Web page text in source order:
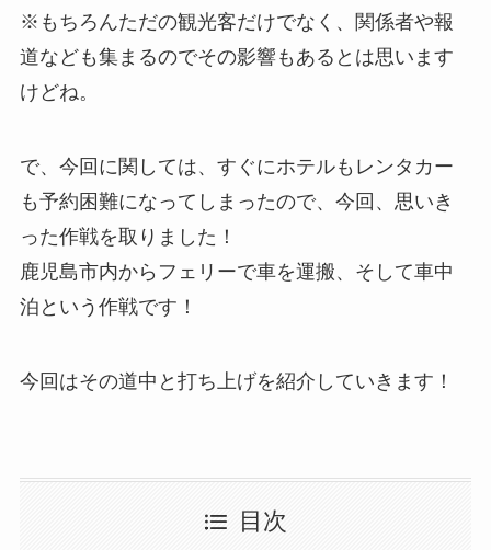
※もちろんただの観光客だけでなく、関係者や報
道なども集まるのでその影響もあるとは思います
けどね。
で、今回に関しては、すぐにホテルもレンタカー
も予約困難になってしまったので、今回、思いき
った作戦を取りました！
鹿児島市内からフェリーで車を運搬、そして車中
泊という作戦です！
今回はその道中と打ち上げを紹介していきます！
目次